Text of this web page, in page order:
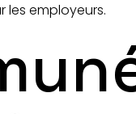
les employeurs.